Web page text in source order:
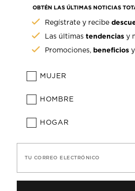
OBTÉN LAS ÚLTIMAS NOTICIAS
Regístrate y recibe
Las últimastendencias y
Promociones, beneficios
MUJER
HOMBRE
HOGAR
TU CORREO ELECTRÓNICO